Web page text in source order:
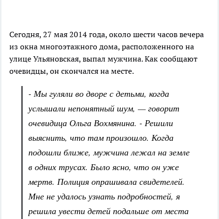
Сегодня, 27 мая 2014 года, около шести часов вечера
из окна многоэтажного дома, расположенного на
улице Ульяновская, выпал мужчина. Как сообщают
очевидцы, он скончался на месте.
- Мы гуляли во дворе с детьми, когда
услышали непонятный шум, — говорит
очевидица Ольга Вохмянина. - Решили
выяснить, что там произошло. Когда
подошли ближе, мужчина лежал на земле
в одних трусах. Было ясно, что он уже
мертв. Полиция опрашивала свидетелей.
Мне не удалось узнать подробностей, я
решила увести детей подальше от места